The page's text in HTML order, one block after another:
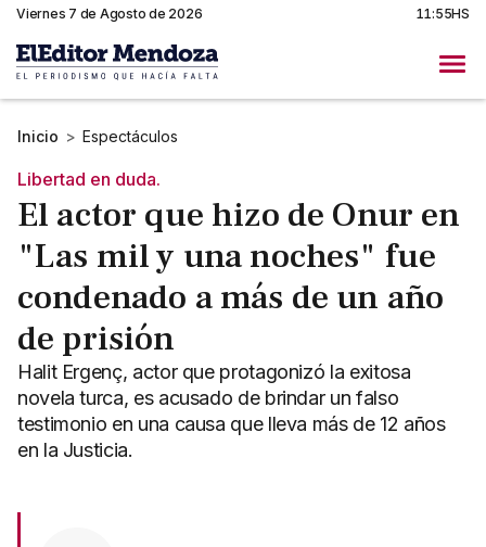
Viernes 7 de Agosto de 2026 11:55HS
Inicio > Espectáculos
Libertad en duda.
El actor que hizo de Onur en
"Las mil y una noches" fue
condenado a más de un año
de prisión
Halit Ergenç, actor que protagonizó la exitosa
novela turca, es acusado de brindar un falso
testimonio en una causa que lleva más de 12 años
en la Justicia.